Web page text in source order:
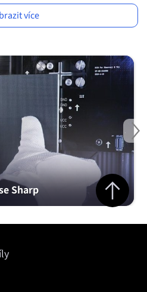
více
Sharp
Jump to top